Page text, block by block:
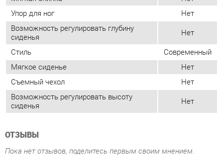
Съемный чехол
Нет
Возможность регулировать высоту
сиденья Нет
ОТЗЫВЫ
Пока нет отзывов, поделитесь первым своим мнением.
ДОБАВИТЬ ОТЗЫВ
ПОХОЖИЕ ТОВАРЫ